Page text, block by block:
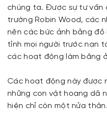
chúng ta. Được sự tư vấn
trường Robin Wood, các
nên các bức ảnh bằng
tỉnh mọi người trước nạn
các hoạt động làm băng
Các hoạt động này được
những con vật hoang dã
hiện chỉ còn một nửa